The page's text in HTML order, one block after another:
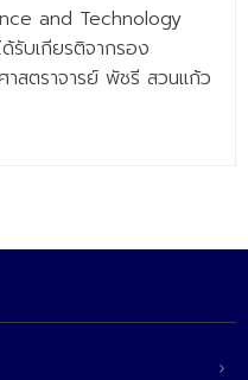
หลังโรงสีข้าว
อนางฯ
and Technology
รับเกียรติจากรอง
สตราจารย์ พัชรี สวนแก้ว